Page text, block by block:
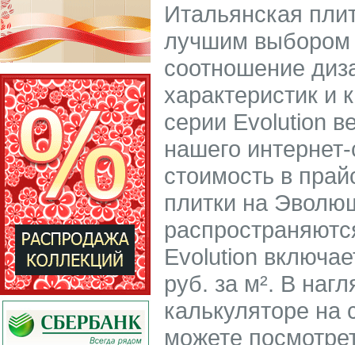
Итальянская
лучшим выбором
соотношение
характеристик и
серии Evolution
нашего
стоимость в
плитки на
Evolution
руб. за м². В
калькуляторе на
можете